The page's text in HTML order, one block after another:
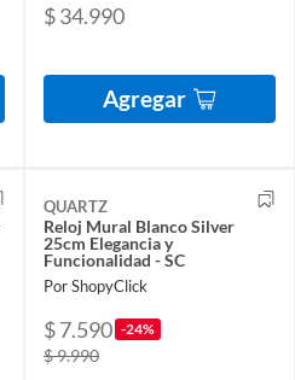
$ 34.990
Agregar
QUARTZ
Reloj Mural Blanco Silver
25cm Elegancia y
Funcionalidad - SC
Por ShopyClick
$ 7.590 -24%
$ 9.990